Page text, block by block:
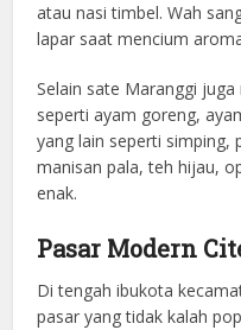
atau nasi timbel. Wah
lapar saat mencium
Selain sate Maranggi
seperti ayam goreng,
yang lain seperti simping,
manisan pala, teh hijau,
enak.
Pasar Modern
Di tengah ibukota
pasar yang tidak kalah